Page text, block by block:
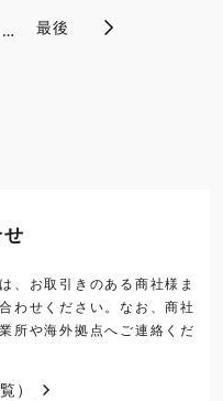
… 最後
、お取引きのある商社様ま
わせください。なお、商社
所や海外拠点へご連絡くだ
）